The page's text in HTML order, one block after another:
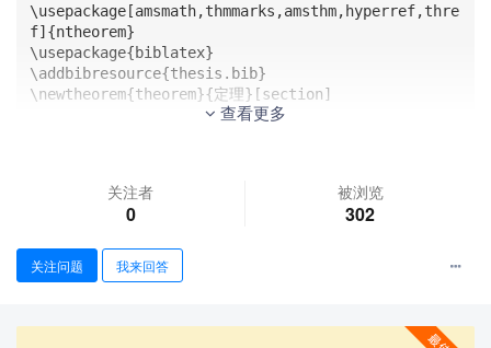
\usepackage[amsmath,thmmarks,amsthm,hyperref,thre
f]{ntheorem}
\usepackage{biblatex}
\addbibresource{thesis.bib}
\newtheorem{theorem}{定理}[section]
\begin{theorem}[ \parencite{revuz} Theorem 4]\lab
theorem.
\end{theorem}
This is a proof of\thref{thm1}.
查看更多
关注者
0
被浏览
302
关注问题 我来回答